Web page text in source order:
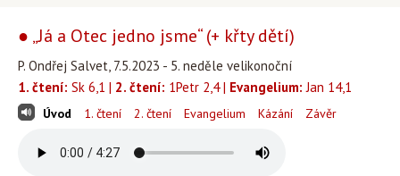
● „Já a Otec jedno jsme“ (+ křty dětí)
P. Ondřej Salvet, 7.5.2023 - 5. neděle velikonoční
1. čtení: Sk 6,1 | 2. čtení: 1Petr 2,4 | Evangelium: Jan 14,1
Úvod 1. čtení 2. čtení Evangelium Kázání Závěr